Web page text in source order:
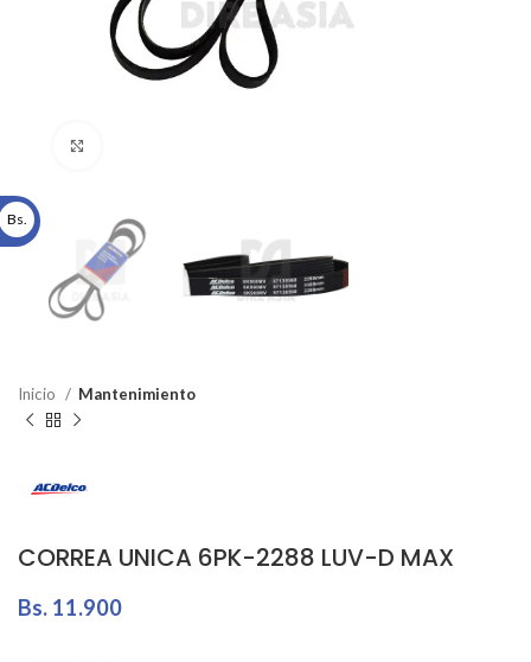
Inicio Mantenimiento
CORREA UNICA 6PK-2288 LUV-D MAX
Bs. 11.900
Bs.